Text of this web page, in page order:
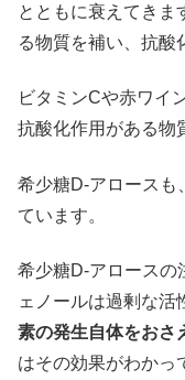
とともに衰えてきま
る物質を補い、抗酸
ビタミンCや赤ワイ
抗酸化作用がある物
希少糖D-アロースも
ています。
希少糖D-アロースの
ェノールは過剰な活
素の発生自体をおさ
はその効果がわかっ